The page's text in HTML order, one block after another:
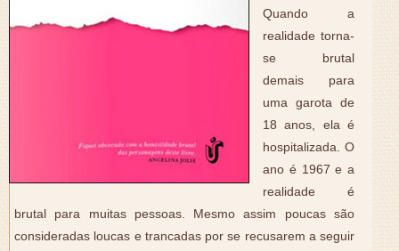
Quando a
realidade torna-
se brutal
demais para
uma garota de
18 anos, ela é
hospitalizada. O
ano é 1967 e a
realidade é
brutal para muitas pessoas. Mesmo assim poucas são
consideradas loucas e trancadas por se recusarem a seguir